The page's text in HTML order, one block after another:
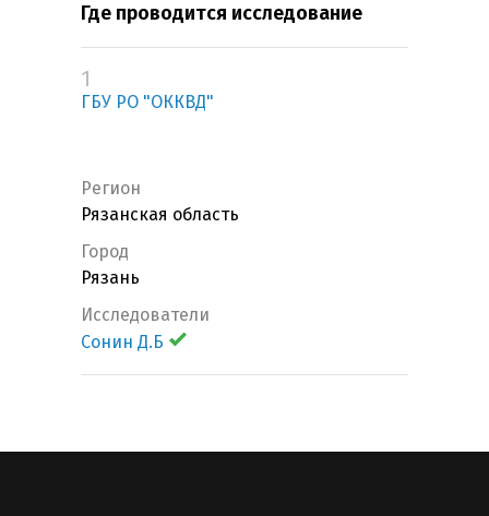
Где проводится исследование
1
ГБУ РО "ОККВД"
Регион
Рязанская область
Город
Рязань
Исследователи
Сонин Д.Б